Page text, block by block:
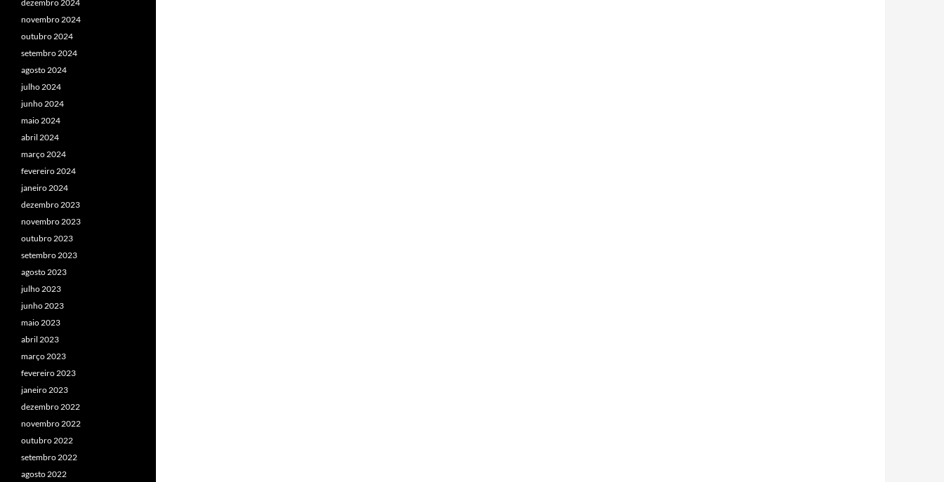
dezembro 2024
novembro 2024
outubro 2024
setembro 2024
agosto 2024
julho 2024
junho 2024
maio 2024
abril 2024
março 2024
fevereiro 2024
janeiro 2024
dezembro 2023
novembro 2023
outubro 2023
setembro 2023
agosto 2023
julho 2023
junho 2023
maio 2023
abril 2023
março 2023
fevereiro 2023
janeiro 2023
dezembro 2022
novembro 2022
outubro 2022
setembro 2022
agosto 2022